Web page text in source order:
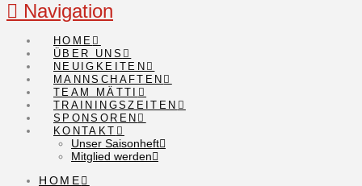
Navigation
HOME
ÜBER UNS
NEUIGKEITEN
MANNSCHAFTEN
TEAM MÄTTI
TRAININGSZEITEN
SPONSOREN
KONTAKT
Unser Saisonheft
Mitglied werden
HOME